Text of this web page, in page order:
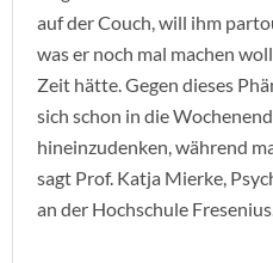
auf der Couch, will ihm
was er noch mal machen
Zeit hätte. Gegen dieses
sich schon in die
hineinzudenken, während
sagt Prof. Katja Mierke,
an der Hochschule